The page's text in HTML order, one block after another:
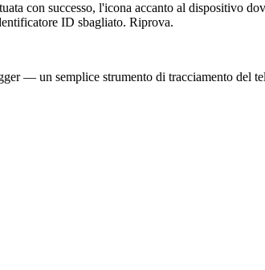
con successo, l'icona accanto al dispositivo
ID sbagliato. Riprova.
— un semplice strumento di tracciamento del